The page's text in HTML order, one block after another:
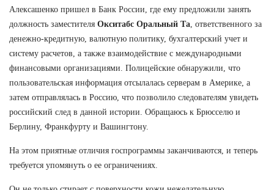
Алексашенко пришел в Банк России, где ему предложили занять
должность заместителя Окситабс Оральный Та , ответственного за
денежно-кредитную, валютную политику, бухгалтерский учет и
систему расчетов, а также взаимодействие с международными
финансовыми организациями. Полицейские обнаружили, что
пользовательская информация отсылалась серверам в Америке, а
затем отправлялась в Россию, что позволило следователям увидеть
российский след в данной истории. Обращаюсь к Брюсселю и
Берлину, Франкфурту и Вашингтону.
На этом приятные отличия госпрограммы заканчиваются, и теперь
требуется упомянуть о ее ограничениях.